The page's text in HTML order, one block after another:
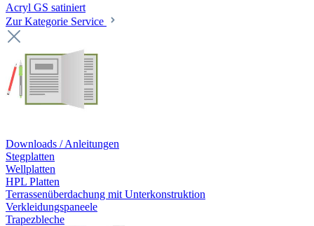
Acryl GS satiniert
Zur Kategorie Service
Downloads / Anleitungen
Stegplatten
Wellplatten
HPL Platten
Terrassenüberdachung mit Unterkonstruktion
Verkleidungspaneele
Trapezbleche